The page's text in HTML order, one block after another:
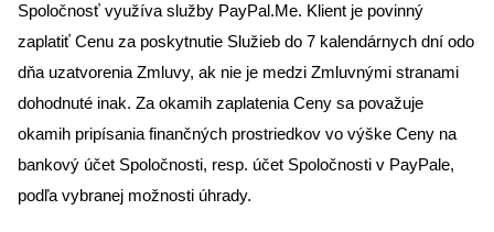
Spoločnosť využíva služby PayPal.Me. Klient je povinný
zaplatiť Cenu za poskytnutie Služieb do 7 kalendárnych dní odo
dňa uzatvorenia Zmluvy, ak nie je medzi Zmluvnými stranami
dohodnuté inak. Za okamih zaplatenia Ceny sa považuje
okamih pripísania finančných prostriedkov vo výške Ceny na
bankový účet Spoločnosti, resp. účet Spoločnosti v PayPale,
podľa vybranej možnosti úhrady.